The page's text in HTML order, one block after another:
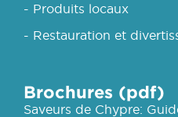
- Produits locaux
- Restauration et
Brochures (pdf)
Saveurs de Chypre: